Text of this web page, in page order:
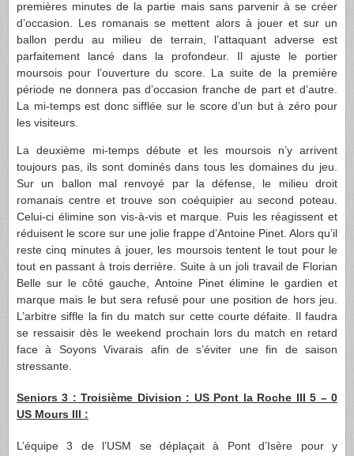
premières minutes de la partie mais sans parvenir à se créer
d’occasion. Les romanais se mettent alors à jouer et sur un
ballon perdu au milieu de terrain, l’attaquant adverse est
parfaitement lancé dans la profondeur. Il ajuste le portier
moursois pour l’ouverture du score. La suite de la première
période ne donnera pas d’occasion franche de part et d’autre.
La mi-temps est donc sifflée sur le score d’un but à zéro pour
les visiteurs.
La deuxième mi-temps débute et les moursois n’y arrivent
toujours pas, ils sont dominés dans tous les domaines du jeu.
Sur un ballon mal renvoyé par la défense, le milieu droit
romanais centre et trouve son coéquipier au second poteau.
Celui-ci élimine son vis-à-vis et marque. Puis les réagissent et
réduisent le score sur une jolie frappe d’Antoine Pinet. Alors qu’il
reste cinq minutes à jouer, les moursois tentent le tout pour le
tout en passant à trois derrière. Suite à un joli travail de Florian
Belle sur le côté gauche, Antoine Pinet élimine le gardien et
marque mais le but sera refusé pour une position de hors jeu.
L’arbitre siffle la fin du match sur cette courte défaite. Il faudra
se ressaisir dès le weekend prochain lors du match en retard
face à Soyons Vivarais afin de s’éviter une fin de saison
stressante.
Seniors 3 : Troisième Division : US Pont la Roche III 5 – 0
US Mours III :
L’équipe 3 de l’USM se déplaçait à Pont d’Isère pour y